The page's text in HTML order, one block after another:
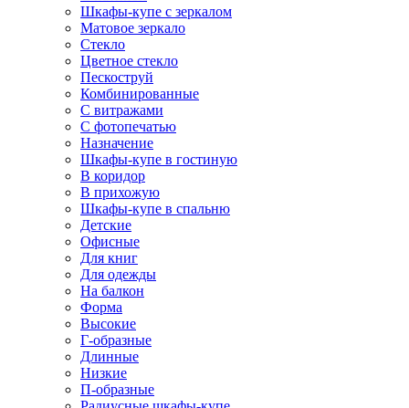
Шкафы-купе с зеркалом
Матовое зеркало
Стекло
Цветное стекло
Пескоструй
Комбинированные
С витражами
С фотопечатью
Назначение
Шкафы-купе в гостиную
В коридор
В прихожую
Шкафы-купе в спальню
Детские
Офисные
Для книг
Для одежды
На балкон
Форма
Высокие
Г-образные
Длинные
Низкие
П-образные